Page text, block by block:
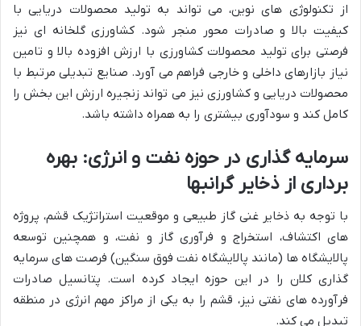
از تکنولوژی های نوین، می تواند به تولید محصولات دریایی با
کیفیت بالا و صادرات محور منجر شود. کشاورزی گلخانه ای نیز
فرصتی برای تولید محصولات کشاورزی با ارزش افزوده بالا و تامین
نیاز بازارهای داخلی و خارجی فراهم می آورد. صنایع تبدیلی مرتبط با
محصولات دریایی و کشاورزی نیز می تواند زنجیره ارزش این بخش را
کامل کند و سودآوری بیشتری را به همراه داشته باشد.
سرمایه گذاری در حوزه نفت و انرژی: بهره
برداری از ذخایر گرانبها
با توجه به ذخایر غنی گاز طبیعی و موقعیت استراتژیک قشم، پروژه
های اکتشاف، استخراج و فرآوری گاز و نفت، و همچنین توسعه
پالایشگاه ها (مانند پالایشگاه نفت فوق سنگین) فرصت های سرمایه
گذاری کلان را در این حوزه ایجاد کرده است. پتانسیل صادرات
فرآورده های نفتی نیز، قشم را به یکی از مراکز مهم انرژی در منطقه
تبدیل می کند.